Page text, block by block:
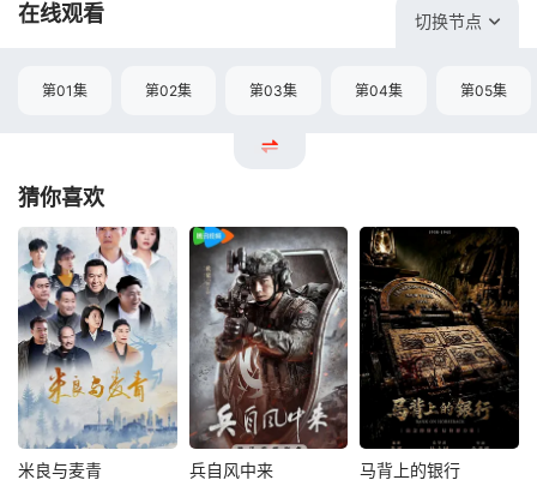
在线观看 切换节点
第01集 第02集 第03集 第04集 第05集
猜你喜欢
米良与麦青 兵自风中来 马背上的银行